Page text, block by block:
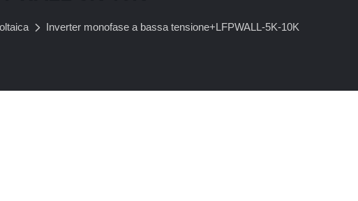
Inverter monofase a bassa tensione+LFPWALL-5K-10K